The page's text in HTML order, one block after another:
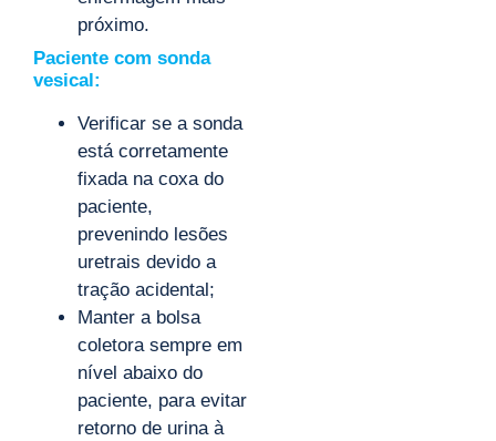
próximo.
Paciente com sonda
vesical:
Verificar se a sonda
está corretamente
fixada na coxa do
paciente,
prevenindo lesões
uretrais devido a
tração acidental;
Manter a bolsa
coletora sempre em
nível abaixo do
paciente, para evitar
retorno de urina à